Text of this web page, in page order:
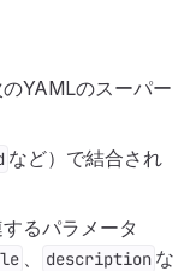
YAMLのスーパー
など）で結合され
るパラメータ
、 description な